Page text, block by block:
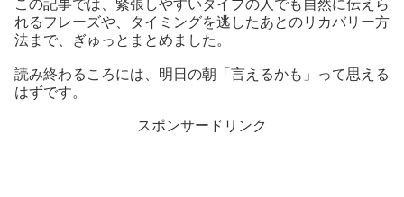
この記事では、緊張しやすいタイプの人でも自然に伝えら
れるフレーズや、タイミングを逃したあとのリカバリー方
法まで、ぎゅっとまとめました。
読み終わるころには、明日の朝「言えるかも」って思える
はずです。
スポンサードリンク